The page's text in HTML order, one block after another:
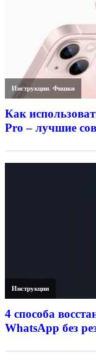
Инструкции,Фишки
Как
Pro – лучшие
Инструкции
4 способа
WhatsApp без